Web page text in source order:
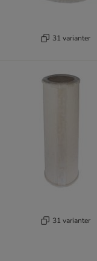
31 varianter
31 varianter